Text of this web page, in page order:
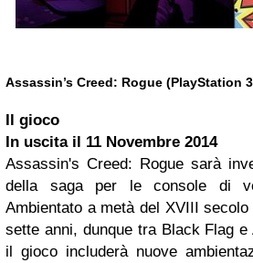
Assassin’s Creed: Rogue (PlayStation
Il gioco
In uscita il 11 Novembre 2014
Assassin's Creed: Rogue sarà
della saga per le console di
Ambientato a metà del XVIII
sette anni, dunque tra Black Flag
il gioco includerà nuove